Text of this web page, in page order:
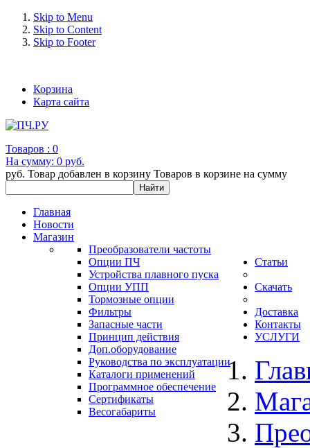
Skip to Menu
Skip to Content
Skip to Footer
Корзина
Карта сайта
Товаров : 0
На сумму: 0 руб.
руб. Товар добавлен в корзину Товаров в корзине на сумму
Главная
Новости
Магазин
Преобразователи частоты
Опции ПЧ
Устройства плавного пуска
Опции УПП
Тормозные опции
Фильтры
Запасные части
Статьи
Принцип действия
Доп.оборудование
Скачать
Руководства по эксплуатации
Каталоги применений
Программное обеспечение
Сертификаты
Весогабариты
Доставка
Контакты
УСЛУГИ